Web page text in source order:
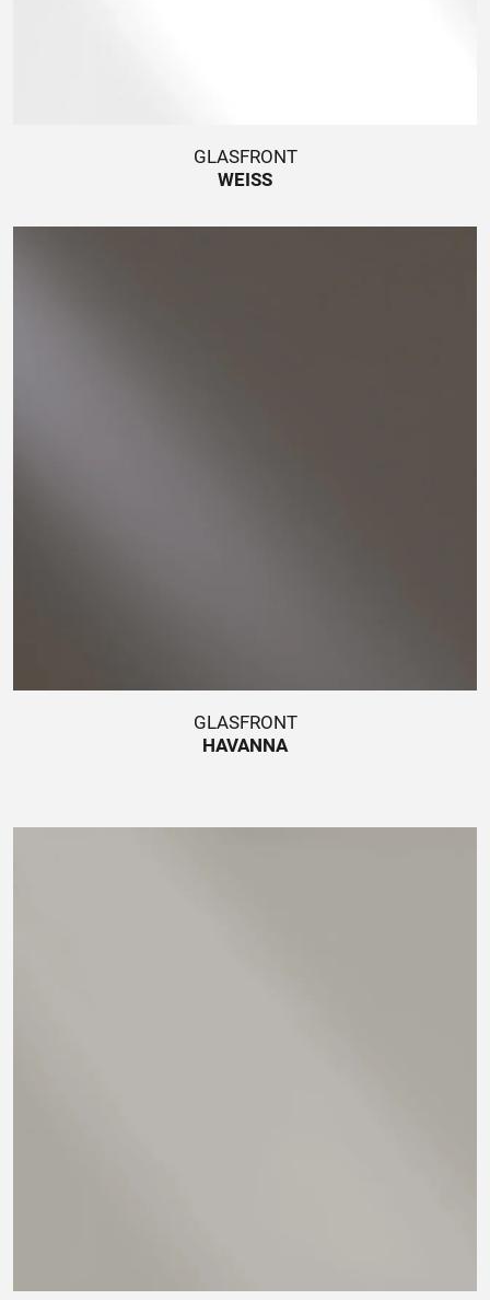
GLASFRONT
WEISS
GLASFRONT
HAVANNA